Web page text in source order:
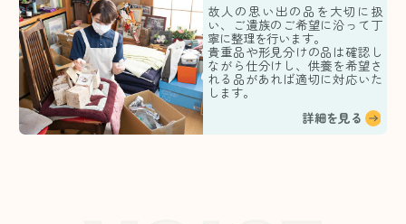
故人の思い出の品を大切に扱
い、ご遺族のご希望に沿って丁
寧に整理を行います。
貴重品や形見分けの品は確認し
ながら仕分けし、供養を希望さ
れる品があれば適切に対応いた
します。
詳細を見る